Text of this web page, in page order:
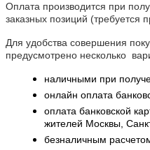
Оплата производится при
заказных позиций (требуется
Для удобства совершения
предусмотрено несколько
наличными при
онлайн оплата
оплата банковской
жителей Москвы,
безналичным